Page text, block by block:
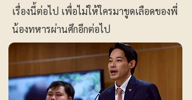
เรื่องนี้ต่อไป เพื่อไม่ให้ใครมาขูดเลือดของพี่
น้องทหารผ่านศึกอีกต่อไป